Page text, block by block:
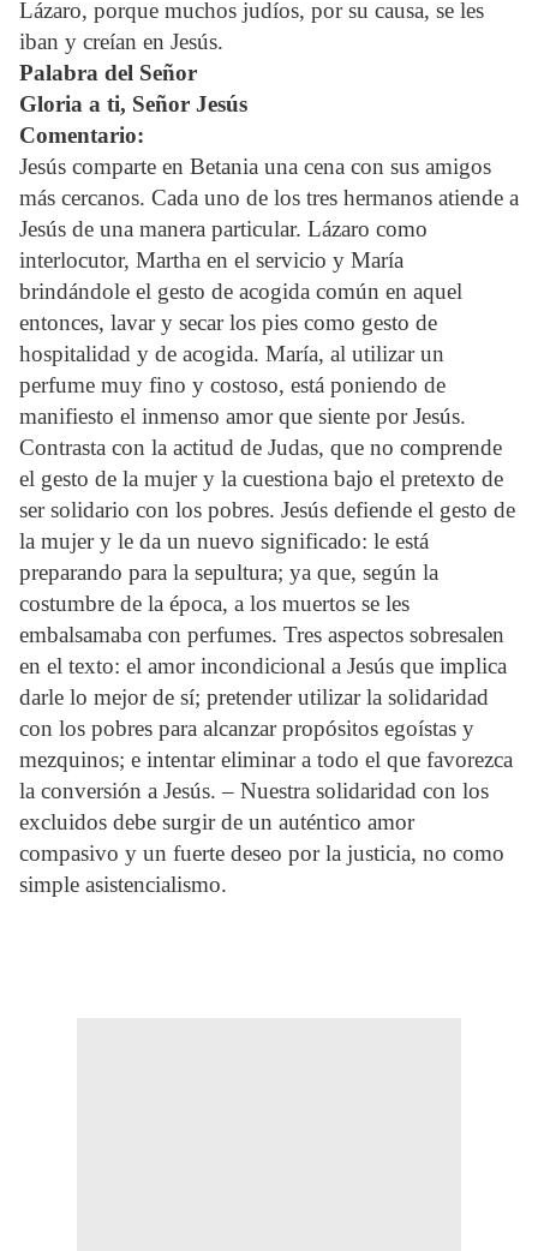
Lázaro, porque muchos judíos, por su causa, se les
iban y creían en Jesús.
Palabra del Señor
Gloria a ti, Señor Jesús
Comentario:
Jesús comparte en Betania una cena con sus amigos
más cercanos. Cada uno de los tres hermanos atiende a
Jesús de una manera particular. Lázaro como
interlocutor, Martha en el servicio y María
brindándole el gesto de acogida común en aquel
entonces, lavar y secar los pies como gesto de
hospitalidad y de acogida. María, al utilizar un
perfume muy fino y costoso, está poniendo de
manifiesto el inmenso amor que siente por Jesús.
Contrasta con la actitud de Judas, que no comprende
el gesto de la mujer y la cuestiona bajo el pretexto de
ser solidario con los pobres. Jesús defiende el gesto de
la mujer y le da un nuevo significado: le está
preparando para la sepultura; ya que, según la
costumbre de la época, a los muertos se les
embalsamaba con perfumes. Tres aspectos sobresalen
en el texto: el amor incondicional a Jesús que implica
darle lo mejor de sí; pretender utilizar la solidaridad
con los pobres para alcanzar propósitos egoístas y
mezquinos; e intentar eliminar a todo el que favorezca
la conversión a Jesús. – Nuestra solidaridad con los
excluidos debe surgir de un auténtico amor
compasivo y un fuerte deseo por la justicia, no como
simple asistencialismo.